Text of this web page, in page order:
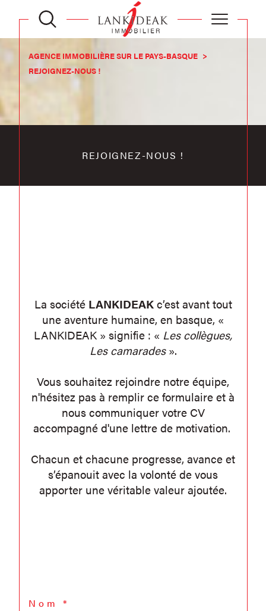
AGENCE IMMOBILIÈRE SUR LE PAYS-BASQUE
REJOIGNEZ-NOUS !
REJOIGNEZ-NOUS !
La société LANKIDEAKc’est avant tout
une aventure humaine, en basque, «
LANKIDEAK » signifie : « Les collègues,
Les camarades».
Vous souhaitez rejoindre notre équipe,
n'hésitez pas à remplir ce formulaire et à
nous communiquer votre CV
accompagné d'une lettre de motivation.
Chacun et chacune progresse, avance et
s’épanouit avec la volonté de vous
apporter une véritable valeur ajoutée.
Nom *